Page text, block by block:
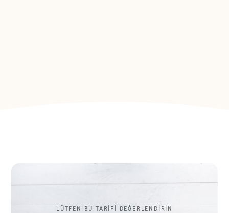
LÜTFEN BU TARİFİ DEĞERLENDİRİN